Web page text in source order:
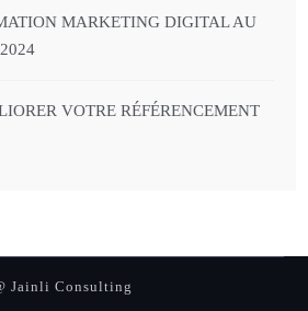
MARKETING DIGITAL AU
VOTRE RÉFÉRENCEMENT
Jainli Consulting